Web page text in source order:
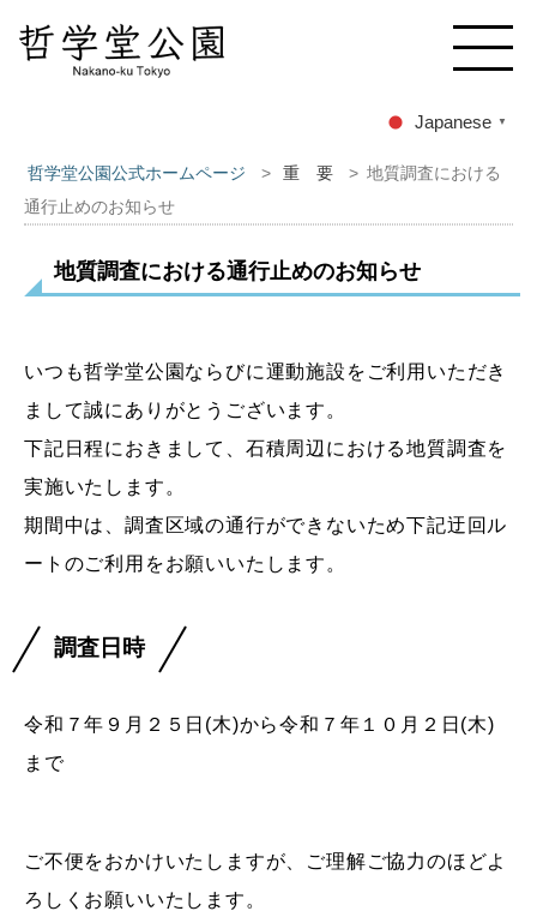
Japanese ▼
哲学堂公園公式ホームページ > 重 要 > 地質調査における
通行止めのお知らせ
地質調査における通行止めのお知らせ
いつも哲学堂公園ならびに運動施設をご利用いただき
まして誠にありがとうございます。
下記日程におきまして、石積周辺における地質調査を
実施いたします。
期間中は、調査区域の通行ができないため下記迂回ル
ートのご利用をお願いいたします。
調査日時
令和７年９月２５日(木)から令和７年１０月２日(木)
まで
ご不便をおかけいたしますが、ご理解ご協力のほどよ
ろしくお願いいたします。